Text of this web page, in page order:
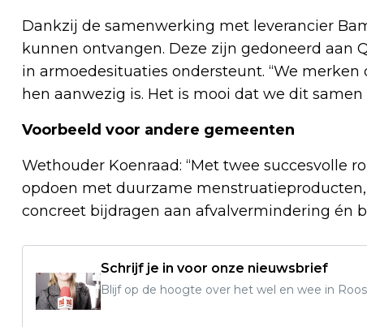
Dankzij de samenwerking met leverancier
kunnen ontvangen. Deze zijn gedoneerd aan
in armoedesituaties ondersteunt. “We
hen aanwezig is. Het is mooi dat we dit
Voorbeeld voor andere gemeenten
Wethouder Koenraad: “Met twee succesvolle
opdoen met duurzame
concreet bijdragen aan afvalvermindering én
Schrijf je in voor onze nieuwsbrief
Blijf op de hoogte over het wel en wee in